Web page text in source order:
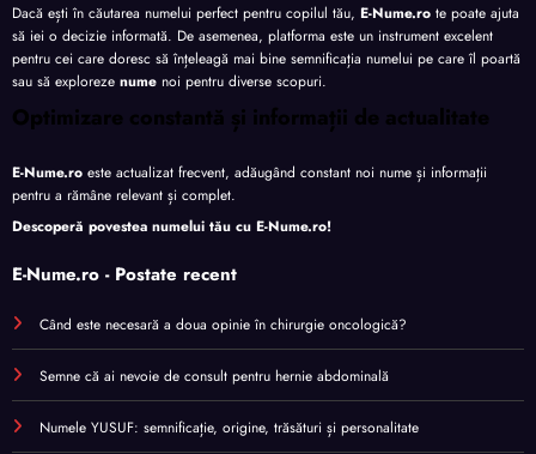
Dacă ești în căutarea numelui perfect pentru copilul tău, E-Nume.ro te poate ajuta
să iei o decizie informată. De asemenea, platforma este un instrument excelent
pentru cei care doresc să înțeleagă mai bine semnificația numelui pe care îl poartă
sau să exploreze nume noi pentru diverse scopuri.
Optimizare constantă și informații de actualitate
E-Nume.ro este actualizat frecvent, adăugând constant noi nume și informații
pentru a rămâne relevant și complet.
Descoperă povestea numelui tău cu E-Nume.ro!
E-Nume.ro - Postate recent
Când este necesară a doua opinie în chirurgie oncologică?
Semne că ai nevoie de consult pentru hernie abdominală
Numele YUSUF: semnificație, origine, trăsături și personalitate